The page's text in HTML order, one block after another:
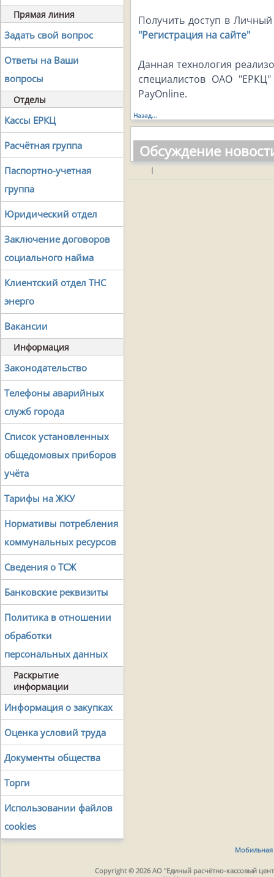
Прямая линия
Задать свой вопрос
Ответы на Ваши
вопросы
Отделы
Кассы ЕРКЦ
Расчётная группа
Паспортно-учетная
группа
Юридический отдел
Заключение договоров
социального найма
Клиентский отдел ТНС
энерго
Вакансии
Информация
Законодательство
Телефоны аварийных
служб города
Список установленных
общедомовых приборов
учёта
Тарифы на ЖКУ
Нормативы потребления
коммунальных ресурсов
Сведения о ТСЖ
Банковские реквизиты
Политика в отношении
обработки
персональных данных
Раскрытие
информации
Информация о закупках
Оценка условий труда
Документы общества
Торги
Использовании файлов
cookies
Получить доступ в
"Регистрация на сайте"
Данная технология
специалистов ОАО
PayOnline.
Назад...
Обсуждение
|
Мобильная
Copyright © 2026 АО "Единый расчётно-кассовый